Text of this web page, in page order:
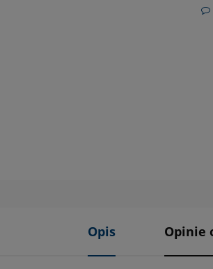
Opis Opinie